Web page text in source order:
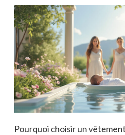
Pourquoi choisir un